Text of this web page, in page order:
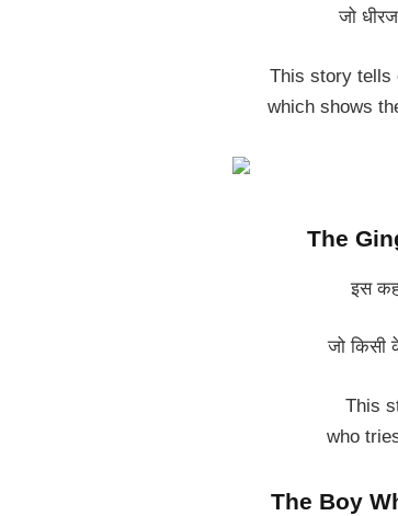
जो
This story tells
which shows
The
इस
जो किसी
This
who
The Boy